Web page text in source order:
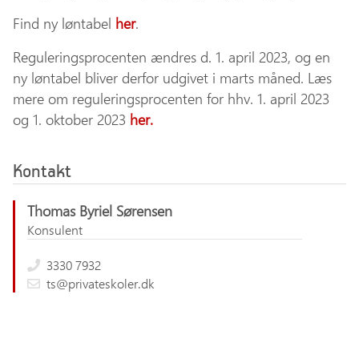
Find ny løntabel her.
Reguleringsprocenten ændres d. 1. april 2023, og en
ny løntabel bliver derfor udgivet i marts måned. Læs
mere om reguleringsprocenten for hhv. 1. april 2023
og 1. oktober 2023 her.
Kontakt
Thomas Byriel Sørensen
Konsulent
3330 7932
ts@privateskoler.dk